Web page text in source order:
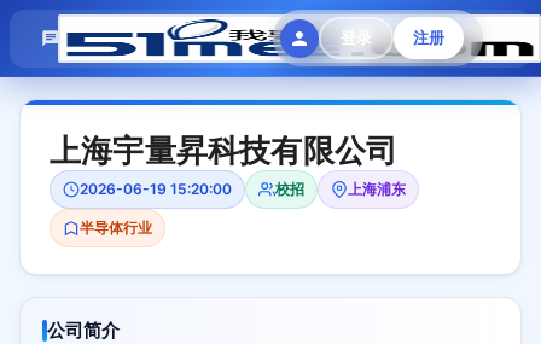
登录 注册
模拟面试 题目大全 招聘中心 会员专区
上海宇量昇科技有限公司
2026-06-19 15:20:00 校招 上海浦东
半导体行业
公司简介